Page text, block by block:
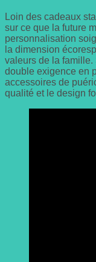
Loin des cadeaux
sur ce que la future
personnalisation
la dimension
valeurs de la famille.
double exigence en
accessoires de
qualité et le design